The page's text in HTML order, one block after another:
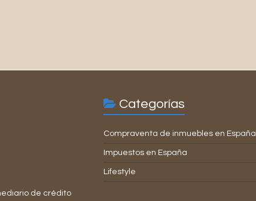
de crédito
Categorías
Compraventa de inmuebles en España
Impuestos en España
Lifestyle